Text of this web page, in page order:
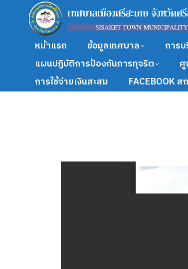
หน้าแรก ข้อมูลเทศบาล การ
แผนปฏิบัติการป้องกันการทุจริต
ศู
การใช้จ่ายเงินสะสม
FACEBOOK